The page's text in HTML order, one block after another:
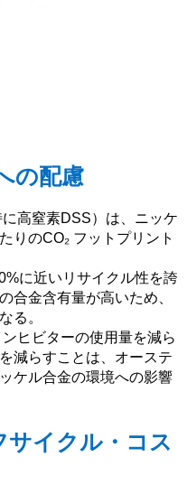
の配慮
高窒素DSS）は、ニッケ
りのCO₂ フットプリント
に近いリサイクル性を誇
合金含有量が高いため、
る。
ンヒビターの使用量を減ら
減らすことは、オーステ
ケル合金の環境への影響
イクル・コス